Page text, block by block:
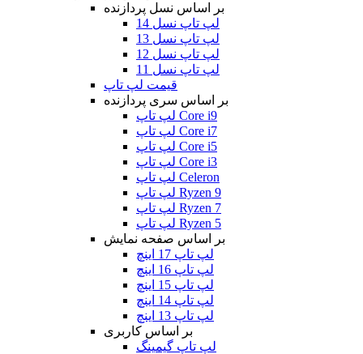
بر اساس نسل پردازنده
لپ تاپ نسل 14
لپ تاپ نسل 13
لپ تاپ نسل 12
لپ تاپ نسل 11
قیمت لپ تاپ
بر اساس سری پردازنده
لپ تاپ Core i9
لپ تاپ Core i7
لپ تاپ Core i5
لپ تاپ Core i3
لپ تاپ Celeron
لپ تاپ Ryzen 9
لپ تاپ Ryzen 7
لپ تاپ Ryzen 5
بر اساس صفحه نمایش
لپ تاپ 17 اینچ
لپ تاپ 16 اینچ
لپ تاپ 15 اینچ
لپ تاپ 14 اینچ
لپ تاپ 13 اینچ
بر اساس کاربری
لپ تاپ گیمینگ